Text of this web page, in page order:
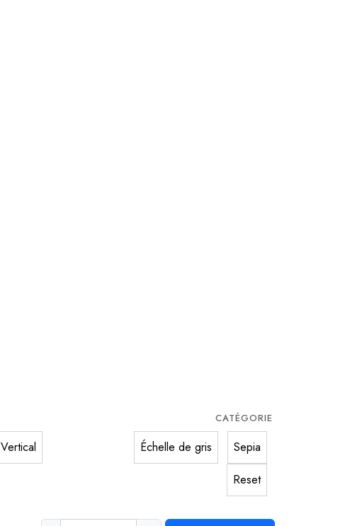
Vertical
CATÉGORIE
Échelle de gris
Sepia
Reset